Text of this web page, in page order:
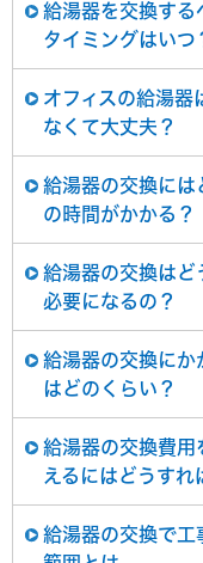
給湯器を交換する
タイミングはいつ
オフィスの給湯器
なくて大丈夫？
給湯器の交換には
の時間がかかる？
給湯器の交換はど
必要になるの？
給湯器の交換にか
はどのくらい？
給湯器の交換費用
えるにはどうすれ
給湯器の交換で工